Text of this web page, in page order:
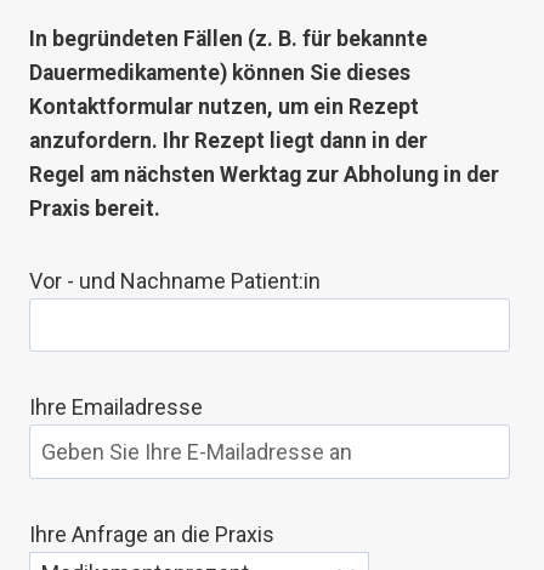
In begründeten Fällen (z. B. für bekannte
Dauermedikamente) können Sie dieses
Kontaktformular nutzen, um ein Rezept
anzufordern. Ihr Rezept liegt dann in der
Regel am nächsten Werktag zur Abholung in der
Praxis bereit.
Vor - und Nachname Patient:in
Ihre Emailadresse
Ihre Anfrage an die Praxis